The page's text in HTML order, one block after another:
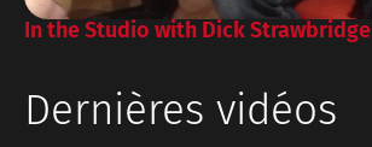
In the Studio with Dick Strawbridge
Dernières vidéos